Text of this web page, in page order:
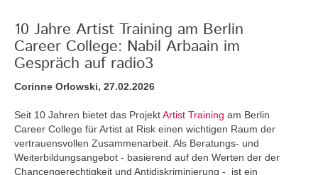
10 Jahre Artist Training am Berlin
Career College: Nabil Arbaain im
Gespräch auf radio3
Corinne Orlowski, 27.02.2026
Seit 10 Jahren bietet das ProjektArtist Training am Berlin
Career College für Artist at Risk einen wichtigen Raum der
vertrauensvollen Zusammenarbeit. Als Beratungs- und
Weiterbildungsangebot - basierend auf den Werten der der
Chancengerechtigkeit und Antidiskriminierung - ist ein